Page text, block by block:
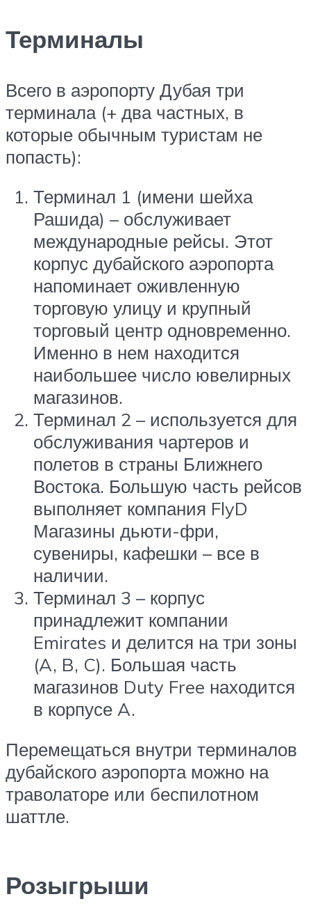
Терминалы
Всего в аэропорту Дубая три
терминала (+ два частных, в
которые обычным туристам не
попасть):
Терминал 1 (имени шейха
Рашида) – обслуживает
международные рейсы. Этот
корпус дубайского аэропорта
напоминает оживленную
торговую улицу и крупный
торговый центр одновременно.
Именно в нем находится
наибольшее число ювелирных
магазинов.
Терминал 2 – используется для
обслуживания чартеров и
полетов в страны Ближнего
Востока. Большую часть рейсов
выполняет компания FlyD
Магазины дьюти-фри,
сувениры, кафешки – все в
наличии.
Терминал 3 – корпус
принадлежит компании
Emirates и делится на три зоны
(A, B, C). Большая часть
магазинов Duty Free находится
в корпусе A.
Перемещаться внутри терминалов
дубайского аэропорта можно на
траволаторе или беспилотном
шаттле.
Розыгрыши